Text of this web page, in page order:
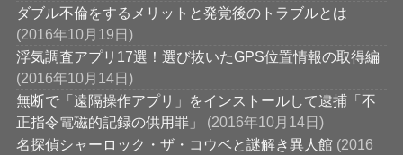
ダブル不倫をするメリットと発覚後のトラブルとは
(2016年10月19日)
浮気調査アプリ17選！選び抜いたGPS位置情報の取得編
(2016年10月14日)
無断で「遠隔操作アプリ」をインストールして逮捕「不
正指令電磁的記録の供用罪」
(2016年10月14日)
名探偵シャーロック・ザ・コウベと謎解き異人館 (2016